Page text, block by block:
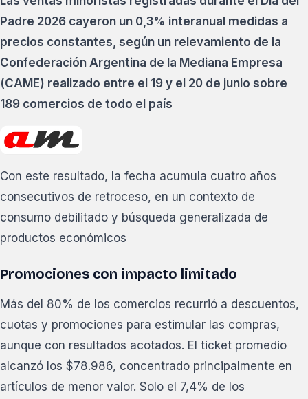
Padre 2026 cayeron un 0,3% interanual medidas a
precios constantes, según un relevamiento de la
Confederación Argentina de la Mediana Empresa
(CAME) realizado entre el 19 y el 20 de junio sobre
189 comercios de todo el país
Con este resultado, la fecha acumula cuatro años
consecutivos de retroceso, en un contexto de
consumo debilitado y búsqueda generalizada de
productos económicos
Promociones con impacto limitado
Más del 80% de los comercios recurrió a descuentos,
cuotas y promociones para estimular las compras,
aunque con resultados acotados. El ticket promedio
alcanzó los $78.986, concentrado principalmente en
artículos de menor valor. Solo el 7,4% de los